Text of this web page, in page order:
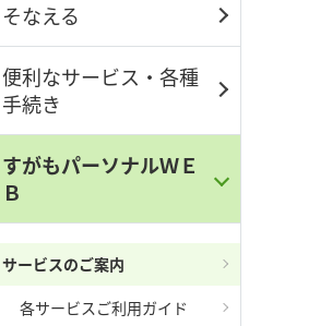
そなえる
便利なサービス・各種
手続き
すがもパーソナルＷＥ
Ｂ
サービスのご案内
各サービスご利用ガイド